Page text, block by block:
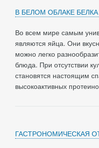
В БЕЛОМ ОБЛАКЕ
Во всем мире самым
являются яйца. Они
можно легко
блюда. При отсутствии
становятся настоящим
высокоактивных
ГАСТРОНОМИЧЕСКАЯ